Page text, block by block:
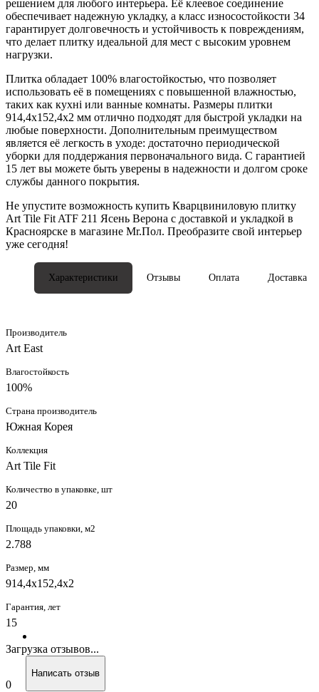
решением для любого интерьера. Её клеевое соединение
обеспечивает надежную укладку, а класс износостойкости 34
гарантирует долговечность и устойчивость к повреждениям,
что делает плитку идеальной для мест с высоким уровнем
нагрузки.
Плитка обладает 100% влагостойкостью, что позволяет
использовать её в помещениях с повышенной влажностью,
таких как кухні или ванные комнаты. Размеры плитки
914,4x152,4x2 мм отлично подходят для быстрой укладки на
любые поверхности. Дополнительным преимуществом
является её легкость в уходе: достаточно периодической
уборки для поддержания первоначального вида. С гарантией
15 лет вы можете быть уверены в надежности и долгом сроке
службы данного покрытия.
Не упустите возможность купить Кварцвиниловую плитку
Art Tile Fit ATF 211 Ясень Верона с доставкой и укладкой в
Красноярске в магазине Mr.Пол. Преобразите свой интерьер
уже сегодня!
Характеристики Отзывы Оплата Доставка
Производитель
Art East
Влагостойкость
100%
Страна производитель
Южная Корея
Коллекция
Art Tile Fit
Количество в упаковке, шт
20
Площадь упаковки, м2
2.788
Размер, мм
914,4x152,4x2
Гарантия, лет
15
Загрузка отзывов...
0
Написать отзыв